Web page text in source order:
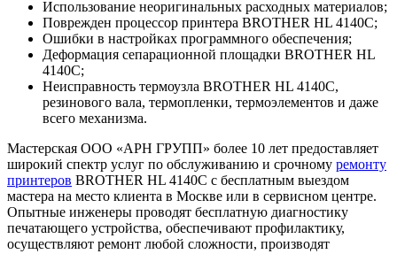
Использование неоригинальных расходных материалов;
Поврежден процессор принтера BROTHER HL 4140C;
Ошибки в настройках программного обеспечения;
Деформация сепарационной площадки BROTHER HL
4140C;
Неисправность термоузла BROTHER HL 4140C,
резинового вала, термопленки, термоэлементов и даже
всего механизма.
Мастерская ООО «АРН ГРУПП» более 10 лет предоставляет
широкий спектр услуг по обслуживанию и срочному ремонту
принтеров BROTHER HL 4140C с бесплатным выездом
мастера на место клиента в Москве или в сервисном центре.
Опытные инженеры проводят бесплатную диагностику
печатающего устройства, обеспечивают профилактику,
осуществляют ремонт любой сложности, производят